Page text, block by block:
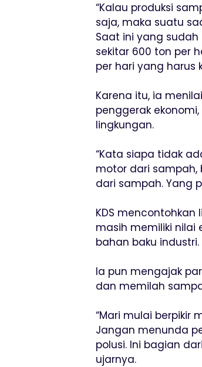
“Kalau produksi
saja, maka suatu
Saat ini yang
sekitar 600 ton per
per hari yang harus
Karena itu, ia
penggerak
lingkungan.
“Kata siapa tidak
motor dari sampah,
dari sampah. Yang
KDS mencontohkan
masih memiliki
bahan baku industri.
Ia pun mengajak
dan memilah
“Mari mulai berpikir
Jangan menunda
polusi. Ini bagian
ujarnya.